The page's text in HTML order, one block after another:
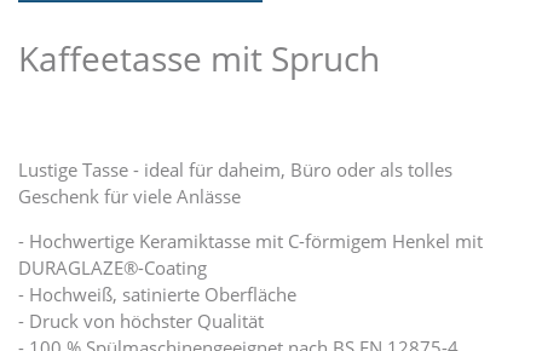
Kaffeetasse mit Spruch
Lustige Tasse - ideal für daheim, Büro oder als tolles
Geschenk für viele Anlässe
- Hochwertige Keramiktasse mit C-förmigem Henkel mit
DURAGLAZE®-Coating
- Hochweiß, satinierte Oberfläche
- Druck von höchster Qualität